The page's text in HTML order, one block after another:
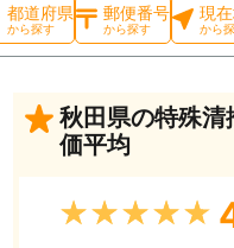
都道府県
から探す
郵便番号
から探す
現
から
秋田県の特殊清
価平均
★★★★★